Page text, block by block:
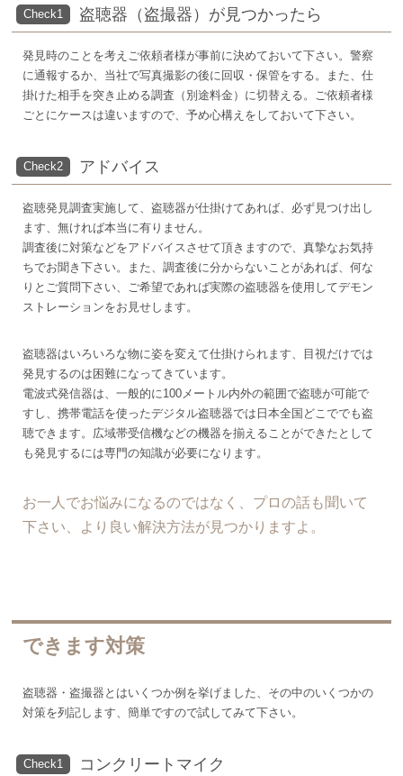
Check1 盗聴器（盗撮器）が見つかったら
発見時のことを考えご依頼者様が事前に決めておいて下さい。警察
に通報するか、当社で写真撮影の後に回収・保管をする。また、仕
掛けた相手を突き止める調査（別途料金）に切替える。ご依頼者様
ごとにケースは違いますので、予め心構えをしておいて下さい。
Check2 アドバイス
盗聴発見調査実施して、盗聴器が仕掛けてあれば、必ず見つけ出し
ます、無ければ本当に有りません。
調査後に対策などをアドバイスさせて頂きますので、真摯なお気持
ちでお聞き下さい。また、調査後に分からないことがあれば、何な
りとご質問下さい、ご希望であれば実際の盗聴器を使用してデモン
ストレーションをお見せします。
盗聴器はいろいろな物に姿を変えて仕掛けられます、目視だけでは
発見するのは困難になってきています。
電波式発信器は、一般的に100メートル内外の範囲で盗聴が可能で
すし、携帯電話を使ったデジタル盗聴器では日本全国どこででも盗
聴できます。広域帯受信機などの機器を揃えることができたとして
も発見するには専門の知識が必要になります。
お一人でお悩みになるのではなく、プロの話も聞いて
下さい、より良い解決方法が見つかりますよ。
できます対策
盗聴器・盗撮器とはいくつか例を挙げました、その中のいくつかの
対策を列記します、簡単ですので試してみて下さい。
Check1 コンクリートマイク